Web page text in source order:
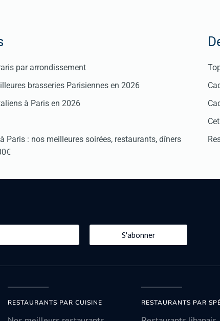
par arrondissement
brasseries Parisiennes en 2026
à Paris en 2026
Paris : nos meilleures soirées, restaurants, dîners
S'abonner
RESTAURANTS PAR CUISINE RESTAURANTS PAR